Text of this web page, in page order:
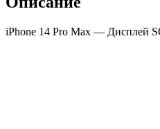
iPhone 14 Pro Max — Дисплей